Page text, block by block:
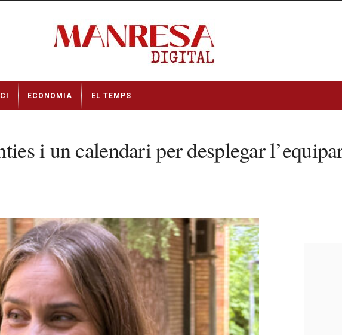
ECONOMIA EL TEMPS
i un calendari per desplegar